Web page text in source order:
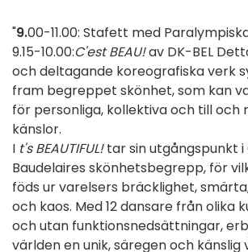
"9.00-11.00: Stafett med
9.15-10.00:C'est BEAU!av DK-BEL
och deltagande koreografiska verk
fram begreppet skönhet, som kan
för personliga, kollektiva och till och
känslor.
I t's BEAUTIFUL!tar sin utgångspunkt i
Baudelaires skönhetsbegrepp, för
föds ur varelsers bräcklighet,
och kaos. Med 12 dansare från olika
och utan funktionsnedsättningar,
världen en unik, säregen och känslig